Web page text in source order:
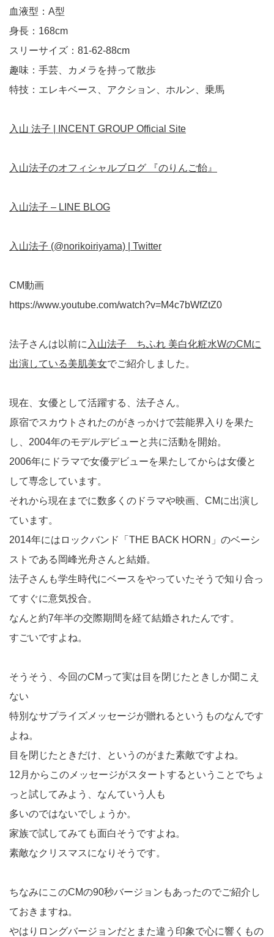
血液型：A型
身長：168cm
スリーサイズ：81-62-88cm
趣味：手芸、カメラを持って散歩
特技：エレキベース、アクション、ホルン、乗馬
入山 法子 | INCENT GROUP Official Site
入山法子のオフィシャルブログ 『のりんご飴』
入山法子 – LINE BLOG
入山法子 (@norikoiriyama) | Twitter
CM動画
https://www.youtube.com/watch?v=M4c7bWfZtZ0
法子さんは以前に 入山法子 ちふれ 美白化粧水WのCMに
出演している美肌美女でご紹介しました。
現在、女優として活躍する、法子さん。
原宿でスカウトされたのがきっかけで芸能界入りを果た
し、2004年のモデルデビューと共に活動を開始。
2006年にドラマで女優デビューを果たしてからは女優と
して専念しています。
それから現在までに数多くのドラマや映画、CMに出演し
ています。
2014年にはロックバンド「THE BACK HORN」のベーシ
ストである岡峰光舟さんと結婚。
法子さんも学生時代にベースをやっていたそうで知り合っ
てすぐに意気投合。
なんと約7年半の交際期間を経て結婚されたんです。
すごいですよね。
そうそう、今回のCMって実は目を閉じたときしか聞こえ
ない
特別なサプライズメッセージが贈れるというものなんです
よね。
目を閉じたときだけ、というのがまた素敵ですよね。
12月からこのメッセージがスタートするということでちょ
っと試してみよう、なんていう人も
多いのではないでしょうか。
家族で試してみても面白そうですよね。
素敵なクリスマスになりそうです。
ちなみにこのCMの90秒バージョンもあったのでご紹介し
ておきますね。
やはりロングバージョンだとまた違う印象で心に響くもの